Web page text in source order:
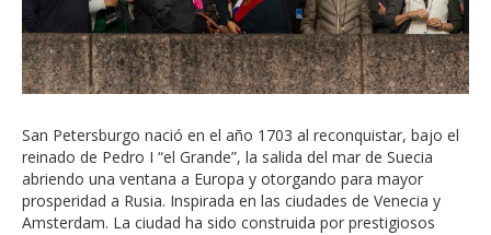
San Petersburgo nació en el año 1703 al reconquistar, bajo el
reinado de Pedro I “el Grande”, la salida del mar de Suecia
abriendo una ventana a Europa y otorgando para mayor
prosperidad a Rusia. Inspirada en las ciudades de Venecia y
Amsterdam. La ciudad ha sido construida por prestigiosos